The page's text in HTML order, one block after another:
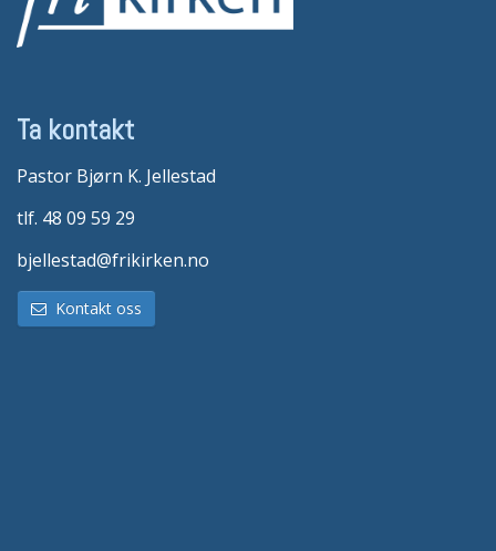
Ta kontakt
Pastor Bjørn K. Jellestad
tlf. 48 09 59 29
bjellestad@frikirken.no
Kontakt oss